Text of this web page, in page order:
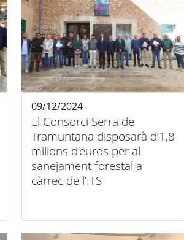
El Consorci Serra de
Tramuntana disposarà d’1,8
milions d’euros per al
sanejament forestal a
càrrec de l’ITS
09/12/2024